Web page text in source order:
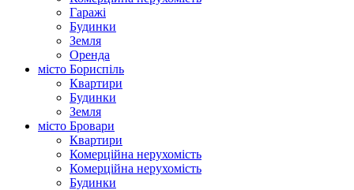
Гаражі
Будинки
Земля
Оренда
місто Бориспіль
Квартири
Будинки
Земля
місто Бровари
Квартири
Комерційна нерухомість
Комерційна нерухомість
Будинки